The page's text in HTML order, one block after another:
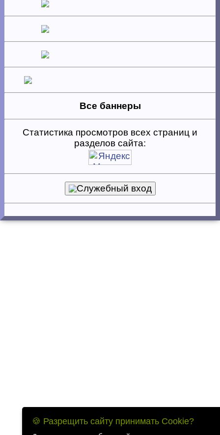
Все баннеры
Статистика просмотров всех страниц и
разделов сайта:
Служебный вход
🍪 Разрещить сайту принимать Cookie?